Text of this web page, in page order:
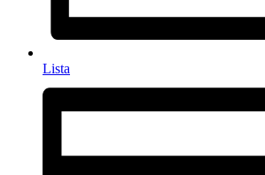
Lista